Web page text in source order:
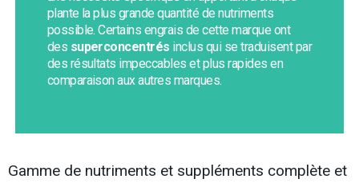
plante la plus grande quantité de nutriments
possible. Certains engrais de cette marque ont
des superconcentrés inclus qui se traduisent par
des résultats impeccables et plus rapides en
comparaison aux autres marques.
Gamme de nutriments et suppléments complète et